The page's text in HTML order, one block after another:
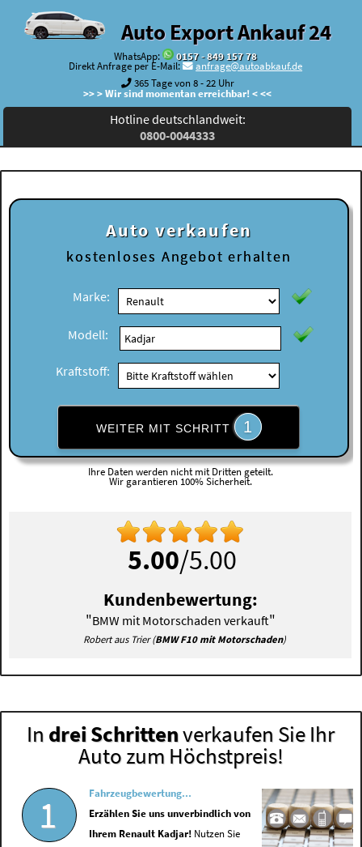
Auto Export Ankauf 24
WhatsApp:
0157 - 849 157 78
Direkt Anfrage per E-Mail:
anfrage@autoabkauf.de
365 Tage von 8 - 22 Uhr
>> > Wir sind momentan erreichbar! < <<
Hotline deutschlandweit:
0800-0044333
Auto verkaufen
kostenloses Angebot erhalten
Marke:
Modell:
Kraftstoff:
WEITER MIT SCHRITT 1
Ihre Daten werden nicht mit Dritten geteilt.
Wir garantieren 100% Sicherheit.
5.00/5.00
Kundenbewertung:
"BMW mit Motorschaden verkauft"
Robert aus Trier (BMW F10 mit Motorschaden)
In drei Schrittenverkaufen Sie Ihr
Auto zum Höchstpreis!
1
Fahrzeugbewertung...
Erzählen Sie uns unverbindlich von
Ihrem Renault Kadjar! Nutzen Sie